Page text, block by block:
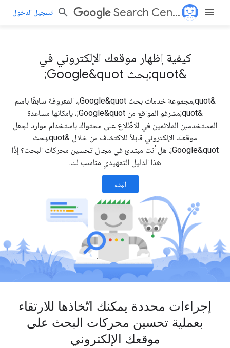
Search Central تسجيل الدخول
كيفية إظهار موقعك الإلكتروني في
&quot;بحث Google&quot;
&quot;مجموعة خدمات بحث Google&quot;، المعروفة سابقًا باسم
&quot;مشرفو المواقع من Google&quot;، بإمكانها مساعدة
المستخدمين الملائمين في الاطّلاع على محتواك باستخدام موارد لجعل
موقعك الإلكتروني قابلاً للاكتشاف من خلال &quot;بحث
Google&quot;. هل أنت مبتدئ في مجال تحسين محركات البحث؟ إذًا
هذا الدليل التمهيدي مناسب لك.
البدء